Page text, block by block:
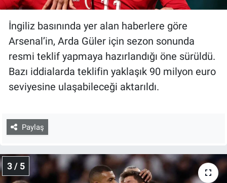
İngiliz basınında yer alan haberlere göre
Arsenal’in, Arda Güler için sezon sonunda
resmi teklif yapmaya hazırlandığı öne sürüldü.
Bazı iddialarda teklifin yaklaşık 90 milyon euro
seviyesine ulaşabileceği aktarıldı.
Paylaş
3 / 5